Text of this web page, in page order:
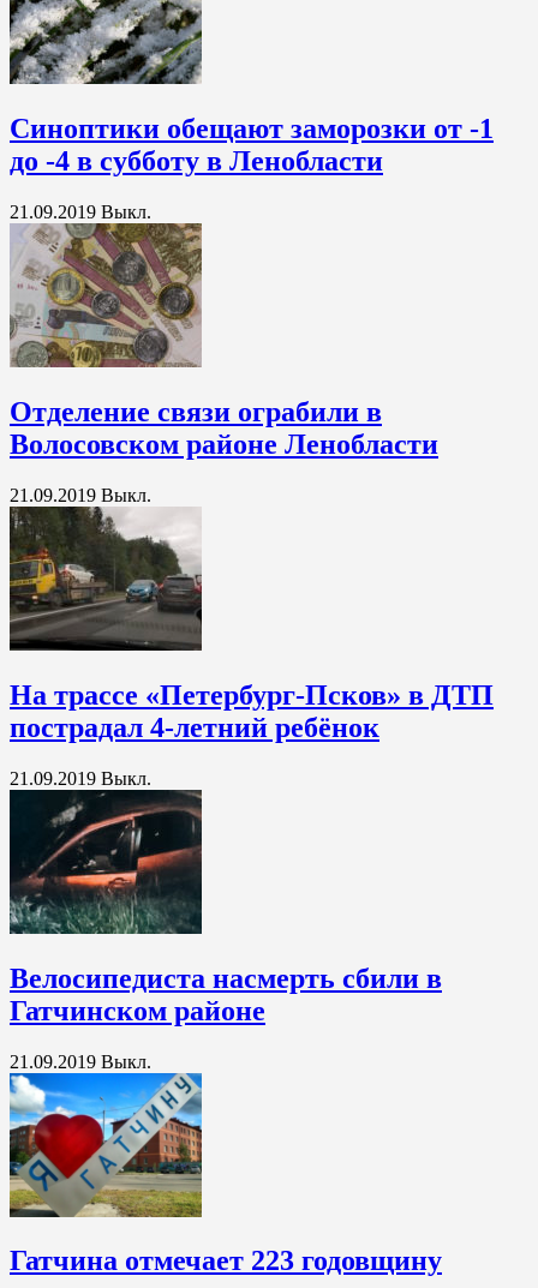
Синоптики обещают заморозки от -1
до -4 в субботу в Ленобласти
21.09.2019 Выкл.
Отделение связи ограбили в
Волосовском районе Ленобласти
21.09.2019 Выкл.
На трассе «Петербург-Псков» в ДТП
пострадал 4-летний ребёнок
21.09.2019 Выкл.
Велосипедиста насмерть сбили в
Гатчинском районе
21.09.2019 Выкл.
Гатчина отмечает 223 годовщину